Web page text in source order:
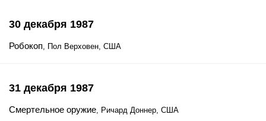
30 декабря 1987
Робокоп, Пол Верховен, США
31 декабря 1987
Смертельное оружие, Ричард Доннер, США